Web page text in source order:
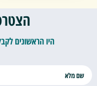
היו הראשונים